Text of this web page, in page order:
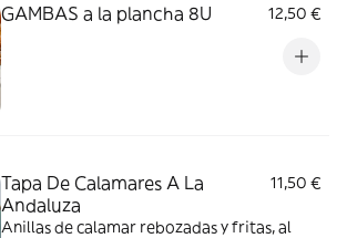
GAMBAS a la plancha 8U 12,50 €
Tapa De Calamares A La
Andaluza
11,50 €
Anillas de calamar rebozadas y fritas, al